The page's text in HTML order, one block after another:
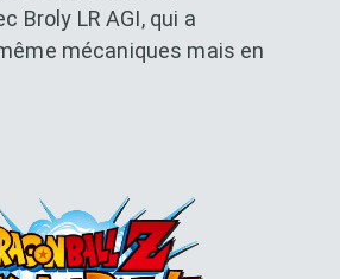
Broly LR AGI, qui a
mécaniques mais en
Dokkan Essentials x Dragon